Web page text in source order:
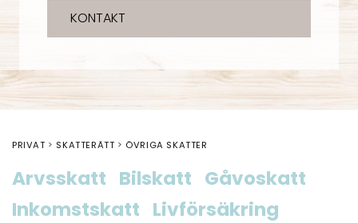
KONTAKT
PRIVAT SKATTERÄTT ÖVRIGA SKATTER
Arvsskatt Bilskatt Gåvoskatt
Inkomstskatt Livförsäkring